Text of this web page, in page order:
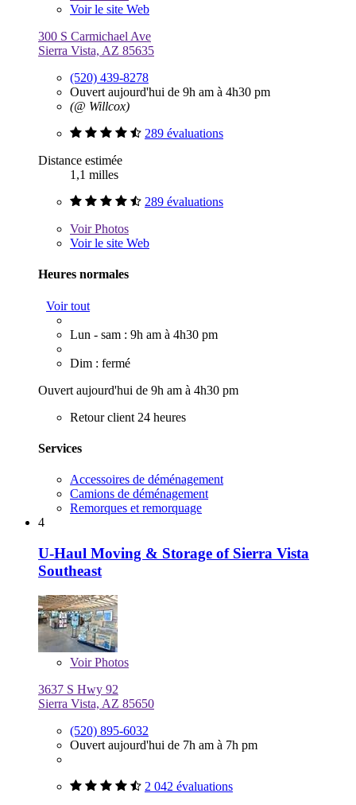
Voir le site Web
300 S Carmichael Ave
Sierra Vista, AZ 85635
(520) 439-8278
Ouvert aujourd'hui de 9h am à 4h30 pm
(@ Willcox)
289 évaluations
Distance estimée
1,1 milles
289 évaluations
VoirPhotos
Voir le site Web
Heures normales
Voir tout
Lun - sam : 9h am à 4h30 pm
Dim : fermé
Ouvert aujourd'hui de 9h am à 4h30 pm
Retour client 24 heures
Services
Accessoires de déménagement
Camions de déménagement
Remorques et remorquage
4
U-Haul Moving & Storage of Sierra Vista
Southeast
VoirPhotos
3637 S Hwy 92
Sierra Vista, AZ 85650
(520) 895-6032
Ouvert aujourd'hui de 7h am à 7h pm
2 042 évaluations